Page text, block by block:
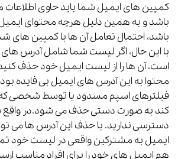
کمپین های ایمیل شما باید حاوی اطلاعات
باشد و به همین دلیل هرچه محتوای
باشد، احتمال تعامل آن ها با کمپین های
با این حال، اگر لیست شما شامل آدرس
است، آن ها را از لیست ایمیل خود حذف
محتوا به این آدرس های ایمیل بی فایده
فیلترهای اسپم مسدود یا توسط شخصی
کند به صورت دستی حذف می شود.در واقع
دسترسی ندارید. با حذف این آدرس ها می
ایمیل به مشترکین واقعی در لیست خود
هم ایمیل های خود را برای افراد مناسب